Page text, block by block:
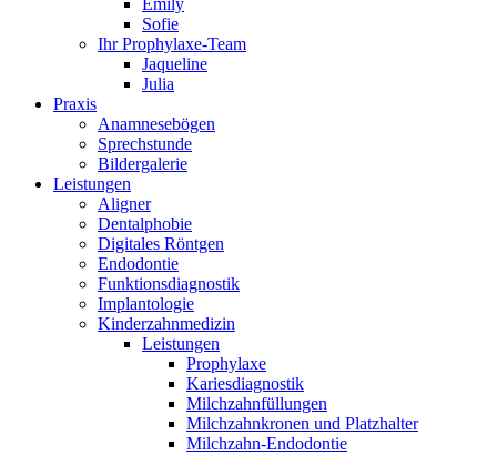
Emily
Sofie
Ihr Prophylaxe-Team
Jaqueline
Julia
Praxis
Anamnesebögen
Sprechstunde
Bildergalerie
Leistungen
Aligner
Dentalphobie
Digitales Röntgen
Endodontie
Funktionsdiagnostik
Implantologie
Kinderzahnmedizin
Leistungen
Prophylaxe
Kariesdiagnostik
Milchzahnfüllungen
Milchzahnkronen und Platzhalter
Milchzahn-Endodontie